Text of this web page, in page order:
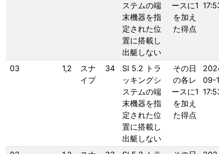
ステムの端
末機器を指
定された位
置に搭載し
出艇しない
ースに1
を加え
た得点
03 1,2
スナ
イプ
34
SI 5.2 トラ
ッキングシ
ステムの端
末機器を指
定された位
置に搭載し
出艇しない
その日
の各レ
ースに1
を加え
た得点
09-